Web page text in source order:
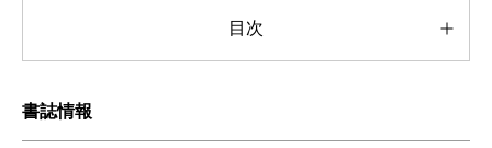
目次
書誌情報